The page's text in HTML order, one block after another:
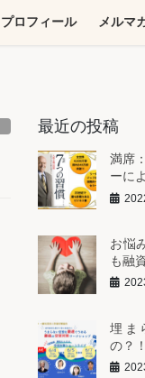
プロフィール メルマ
最近の投稿
満席
ーに
お悩
も融
埋ま
の？